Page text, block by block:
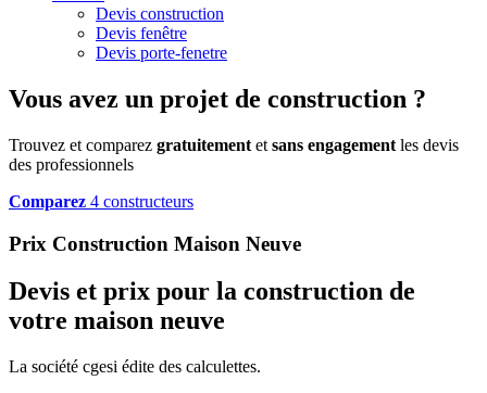
Devis construction
Devis fenêtre
Devis porte-fenetre
Vous avez un projet de construction ?
Trouvez et comparez gratuitement et sans engagement les devis
des professionnels
Comparez 4 constructeurs
Prix Construction Maison Neuve
Devis et prix pour la construction de
votre maison neuve
La société cgesi édite des calculettes.